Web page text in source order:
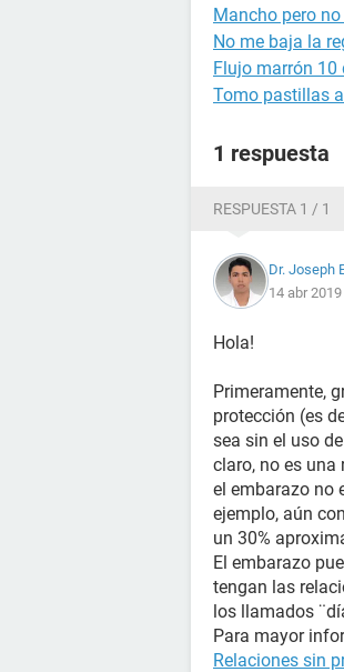
Mancho pero
No me baja la
Flujo marrón 10
Tomo pastillas
1 respuesta
RESPUESTA 1 / 1
Dr. Joseph
14 abr
Hola!
Primeramente,
protección (es
sea sin el uso
claro, no es
el embarazo no
ejemplo, aún
un 30%
El embarazo
tengan las
los llamados
Para mayor
Relaciones sin